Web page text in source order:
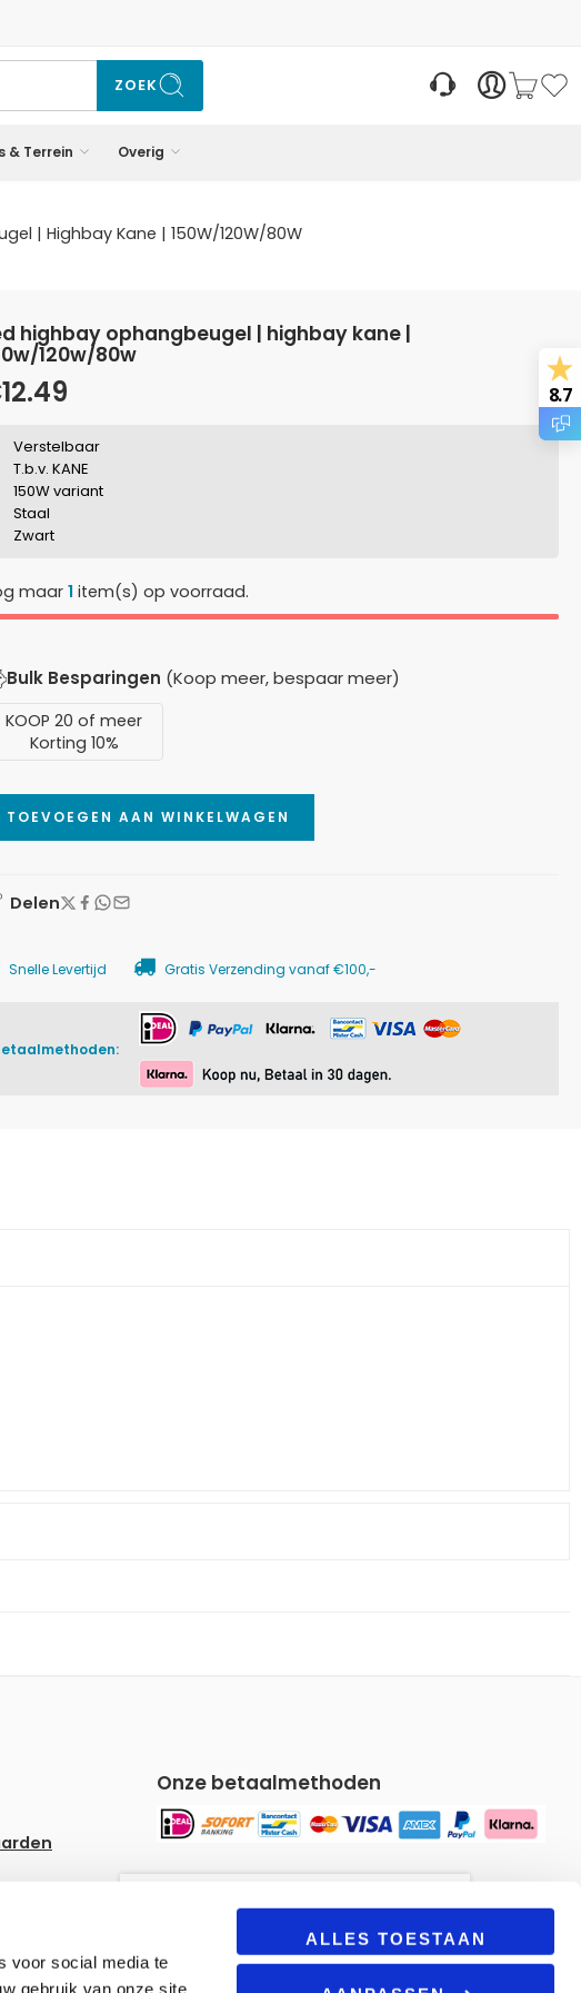
voor social media te
gebruik van onze site
ALLES TOESTAAN
ZOEK
& Terrein Overig
| Highbay Kane | 150W/120W/80W
120w/80w
12.49
Verstelbaar
T.b.v. KANE
150W variant
Staal
Zwart
maar1 item(s) op voorraad.
Bulk Besparingen (Koop meer, bespaar meer)
KOOP 20 of meer
Korting 10%
TOEVOEGEN AAN WINKELWAGEN
Delen
Snelle Levertijd Gratis Verzending vanaf €100,-
Onze betaalmethoden
Om u een gepersonaliseerde
winkelervaring te bieden, maakt
onze site gebruik van cookies.
8.7